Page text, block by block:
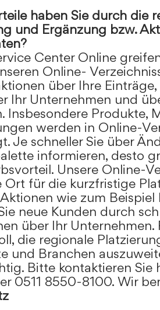
haben Sie durch die
und Ergänzung bzw.
Center Online
Online-
über Ihre
Ihr Unternehmen und
Insbesondere Produkte,
werden in Online-
Je schneller Sie über
informieren, desto
Unsere Online-
Ort für die kurzfristige
wie zum Beispiel
neue Kunden durch
über Ihr Unternehmen.
die regionale
und Branchen
Bitte kontaktieren Sie
0511 8550-8100. Wir